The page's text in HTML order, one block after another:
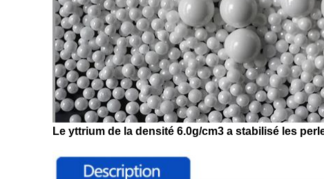
Le yttrium de la densité 6.0g/cm3 a stabilisé les